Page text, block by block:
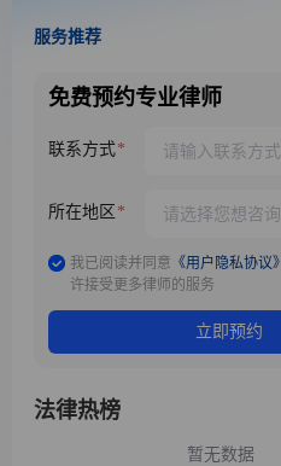
服务推荐
免费预约专业律师
联系方式
所在地区
我已阅读并同意 《用户隐私协议》
许接受更多律师的服务
立即预约
法律热榜
暂无数据